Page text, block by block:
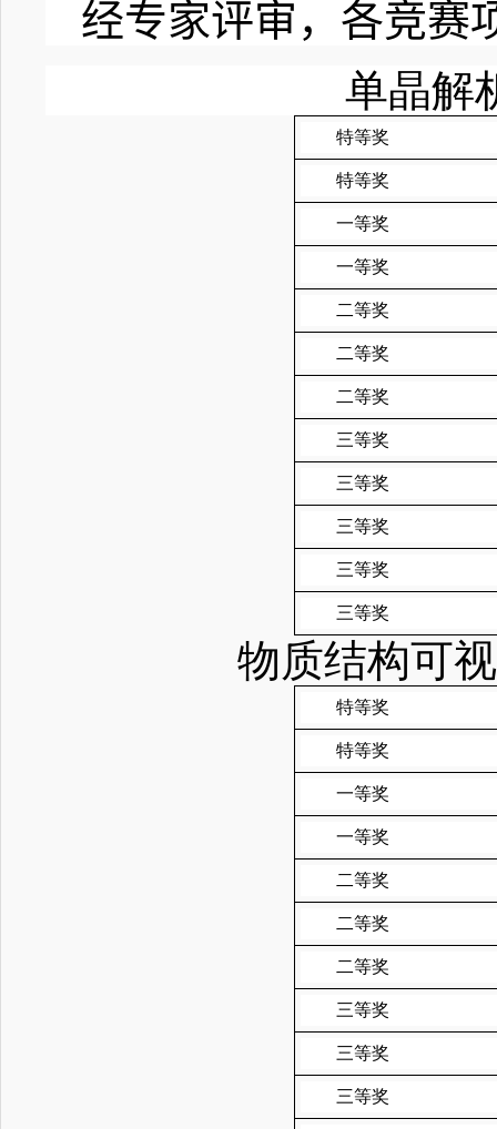
经专家评审，各竞赛
单晶解
特等奖
特等奖
一等奖
一等奖
二等奖
二等奖
二等奖
三等奖
三等奖
三等奖
三等奖
三等奖
物质结构可
特等奖
特等奖
一等奖
一等奖
二等奖
二等奖
二等奖
三等奖
三等奖
三等奖